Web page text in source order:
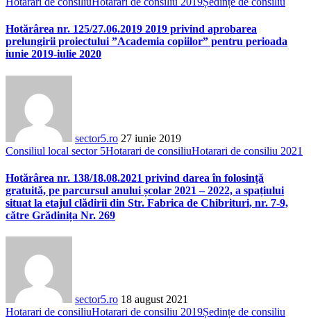
Hotărârea nr. 125/27.06.2019 2019 privind aprobarea
prelungirii proiectului ”Academia copiilor” pentru perioada
iunie 2019-iulie 2020
sector5.ro 27 iunie 2019
Consiliul local sector 5Hotarari de consiliuHotarari de consiliu 2021
Hotărârea nr. 138/18.08.2021 privind darea în folosință
gratuită, pe parcursul anului școlar 2021 – 2022, a spațiului
situat la etajul clădirii din Str. Fabrica de Chibrituri, nr. 7-9,
către Grădinița Nr. 269
sector5.ro 18 august 2021
Hotarari de consiliuHotarari de consiliu 2019Ședințe de consiliu